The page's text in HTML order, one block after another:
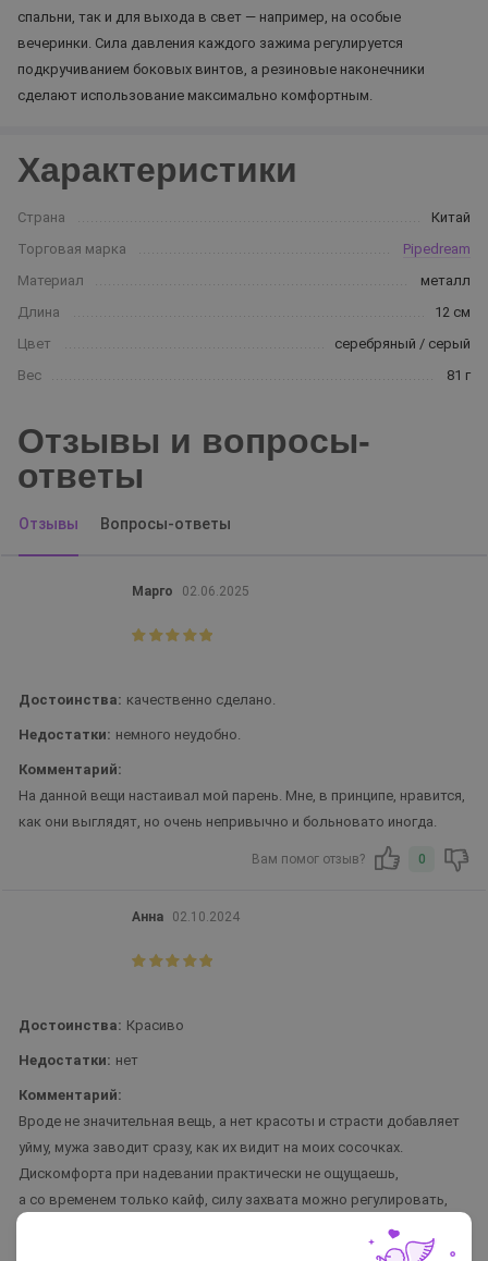
спальни, так и для выхода в свет — например, на особые
вечеринки. Сила давления каждого зажима регулируется
подкручиванием боковых винтов, а резиновые наконечники
сделают использование максимально комфортным.
Характеристики
Страна
Китай
Торговая марка
Pipedream
Материал
металл
Длина
12 см
Цвет
серебряный / серый
Вес
81 г
Отзывы и вопросы-
ответы
Отзывы Вопросы-ответы
Марго 02.06.2025
Достоинства: качественно сделано.
Недостатки: немного неудобно.
Комментарий:
На данной вещи настаивал мой парень. Мне, в принципе, нравится,
как они выглядят, но очень непривычно и больновато иногда.
Вам помог отзыв? 0
Анна 02.10.2024
Достоинства: Красиво
Недостатки: нет
Комментарий:
Вроде не значительная вещь, а нет красоты и страсти добавляет
уйму, мужа заводит сразу, как их видит на моих сосочках.
Дискомфорта при надевании практически не ощущаешь,
а со временем только кайф, силу захвата можно регулировать,